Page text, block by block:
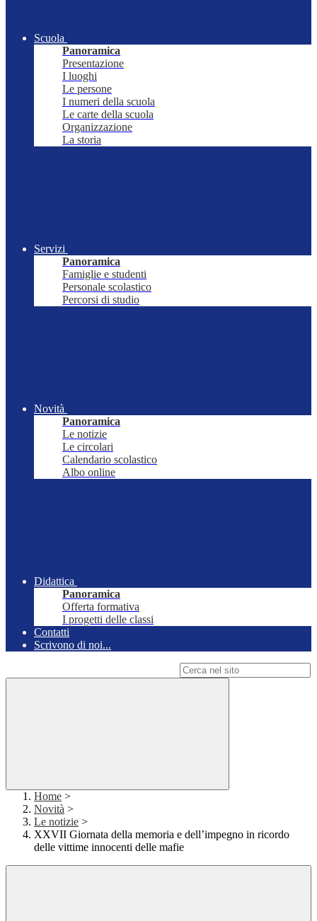
Scuola
Panoramica
Presentazione
I luoghi
Le persone
I numeri della scuola
Le carte della scuola
Organizzazione
La storia
Servizi
Panoramica
Famiglie e studenti
Personale scolastico
Percorsi di studio
Novità
Panoramica
Le notizie
Le circolari
Calendario scolastico
Albo online
Didattica
Panoramica
Offerta formativa
I progetti delle classi
Contatti
Scrivono di noi...
Home >
Novità >
Le notizie >
XXVII Giornata della memoria e dell’impegno in ricordo
delle vittime innocenti delle mafie